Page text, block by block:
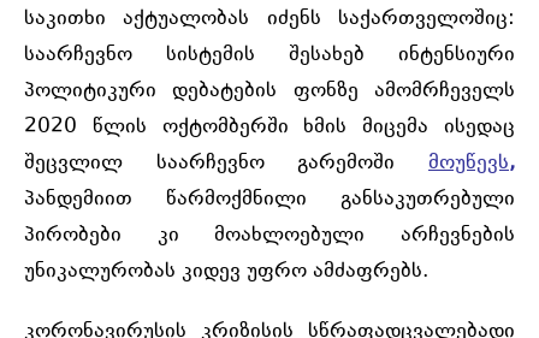
საკითხი აქტუალობას იძენს საქართველოშიც:
საარჩევნო სისტემის შესახებ ინტენსიური
პოლიტიკური დებატების ფონზე ამომრჩეველს
2020 წლის ოქტომბერში ხმის მიცემა ისედაც
შეცვლილ საარჩევნო გარემოში მოუწევს,
პანდემიით წარმოქმნილი განსაკუთრებული
პირობები კი მოახლოებული არჩევნების
უნიკალურობას კიდევ უფრო ამძაფრებს.